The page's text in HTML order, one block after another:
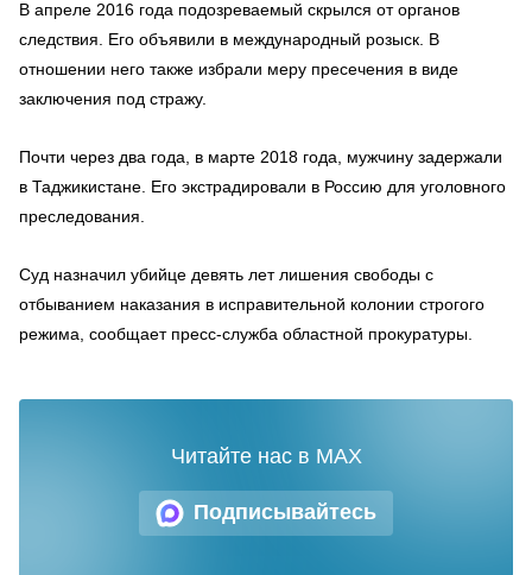
В апреле 2016 года подозреваемый скрылся от органов
следствия. Его объявили в международный розыск. В
отношении него также избрали меру пресечения в виде
заключения под стражу.
Почти через два года, в марте 2018 года, мужчину задержали
в Таджикистане. Его экстрадировали в Россию для уголовного
преследования.
Суд назначил убийце девять лет лишения свободы с
отбыванием наказания в исправительной колонии строгого
режима, сообщает пресс-служба областной прокуратуры.
Подписывайтесь
Читайте нас в MAX